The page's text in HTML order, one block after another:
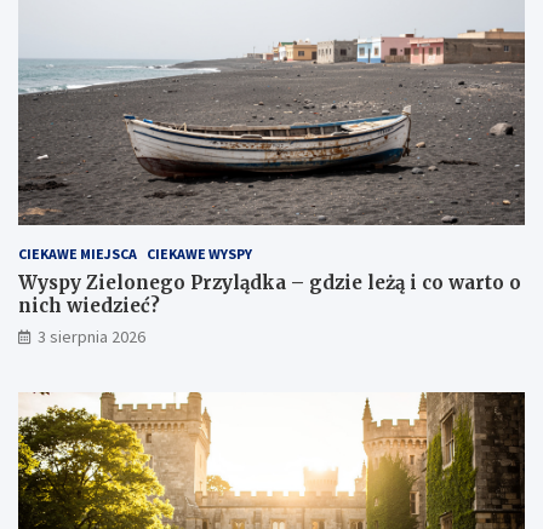
CIEKAWE MIEJSCA CIEKAWE WYSPY
Wyspy Zielonego Przylądka – gdzie leżą i co warto o
nich wiedzieć?
3 sierpnia 2026